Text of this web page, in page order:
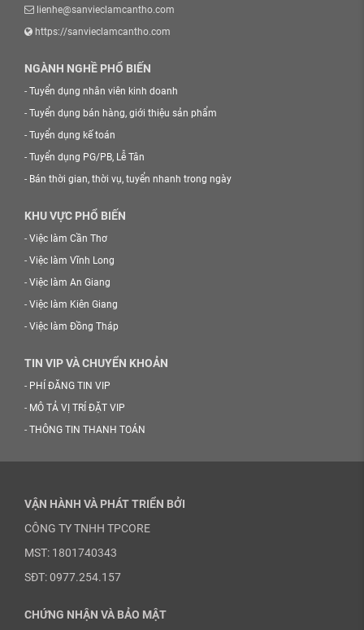
lienhe@sanvieclamcantho.com
https://sanvieclamcantho.com
NGÀNH NGHỀ PHỔ BIẾN
- Tuyển dụng nhân viên kinh doanh
- Tuyển dụng bán hàng, giới thiệu sản phẩm
- Tuyển dụng kế toán
- Tuyển dụng PG/PB, Lễ Tân
- Bán thời gian, thời vụ, tuyển nhanh trong ngày
KHU VỰC PHỔ BIẾN
- Việc làm Cần Thơ
- Việc làm Vĩnh Long
- Việc làm An Giang
- Việc làm Kiên Giang
- Việc làm Đồng Tháp
TIN VIP VÀ CHUYỂN KHOẢN
- PHÍ ĐĂNG TIN VIP
- MÔ TẢ VỊ TRÍ ĐẶT VIP
- THÔNG TIN THANH TOÁN
VẬN HÀNH VÀ PHÁT TRIỂN BỞI
CÔNG TY TNHH TPCORE
MST: 1801740343
SĐT: 0977.254.157
CHỨNG NHẬN VÀ BẢO MẬT